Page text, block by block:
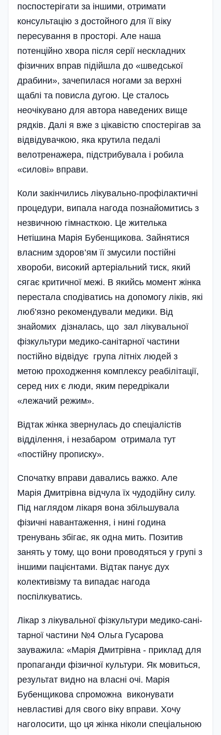
поспостерігати за іншими, отримати
консультацію з достойного для її віку
пересування в просторі. Але наша
потенційно хвора після серії нескладних
фізичних вправ підійшла до «шведської
драбини», зачепилася ногами за верхні
щаблі та по­висла дугою. Це сталось
неочікувано для автора наведених вище
рядків. Далі я вже з цікавістю спостерігав за
відвідувачкою, яка крутила педалі
велотренажера, підстрибувала і робила
«силові» вправи.
Коли закінчились лікувально-профілактичні
процедури, випала нагода познайомитись з
незвичною гімнасткою. Це жителька
Нетішина Марія Бубенщикова. Зайнятися
власним здоров’ям її змусили постійні
хвороби, високий артеріальний тиск, який
сягає критичної межі. В якийсь момент жінка
перестала сподіватись на допомогу ліків, які
люб’язно рекомендували медики. Від
знайомих дізналась, що зал лікувальної
фізкультури медико-санітарної частини
постійно відвідує група літніх людей з
метою проходження комплексу реабілітації,
серед них є люди, яким передрікали
«лежачий режим».
Відтак жінка звернулась до спе­ціалістів
відділення, і незабаром отримала тут
«постійну прописку».
Спочатку вправи давались важко. Але
Марія Дмитрівна відчула їх чудодійну силу.
Під наглядом лікаря вона збільшувала
фізичні навантаження, і нині година
тренувань збігає, як одна мить. Позитив
занять у тому, що вони проводяться у групі з
іншими пацієнтами. Відтак панує дух
колективізму та випадає нагода
поспілкуватись.
Лікар з лікувальної фізкультури медико-сані­
тарної частини №4 Ольга Гусарова
зауважила: «Марія Дмитрівна - приклад для
пропаганди фізичної культури. Як мовиться,
результат видно на власні очі. Марія
Бубенщикова спроможна виконувати
невластиві для свого віку вправи. Хочу
наголосити, що ця жінка ніколи спеціальною